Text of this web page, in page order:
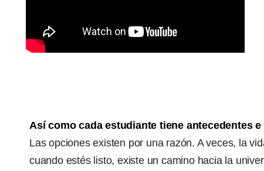
Así como cada estudiante tiene antecedentes
Las opciones existen por una razón. A veces, la
cuando estés listo, existe un camino hacia la